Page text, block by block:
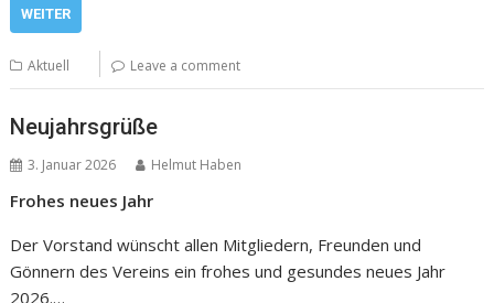
WEITER
Aktuell Leave a comment
Neujahrsgrüße
3. Januar 2026 Helmut Haben
Frohes neues Jahr
Der Vorstand wünscht allen Mitgliedern, Freunden und
Gönnern des Vereins ein frohes und gesundes neues Jahr
2026.…